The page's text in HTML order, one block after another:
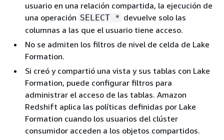
usuario en una relación compartida, la ejecución de
una operación SELECT * devuelve solo las
columnas a las que el usuario tiene acceso.
No se admiten los filtros de nivel de celda de Lake
Formation.
Si creó y compartió una vista y sus tablas con Lake
Formation, puede configurar filtros para
administrar el acceso de las tablas. Amazon
Redshift aplica las políticas definidas por Lake
Formation cuando los usuarios del clúster
consumidor acceden a los objetos compartidos.